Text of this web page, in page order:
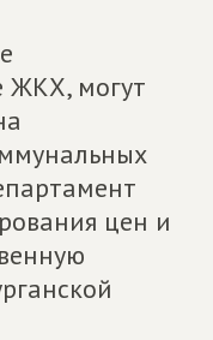
ЖКХ, могут
цен и